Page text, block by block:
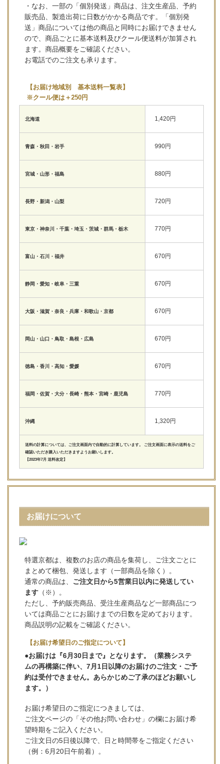
・なお、一部の「個別発送」商品は、注文生産品、予約
販売品、製造出荷に日数がかかる商品です。「個別発
送」商品については他の商品と同時にお届けできません
ので、商品ごとに基本送料及びクール便送料が加算され
ます。商品概要をご確認ください。
お電話でのご注文も承ります。
【お届け地域別 基本送料一覧表】
※クール便は＋250円
北海道 1,420円
青森・秋田・岩手 990円
宮城・山形・福島 880円
長野・新潟・山梨 720円
東京・神奈川・千葉・埼玉・茨城・群馬・栃木 770円
富山・石川・福井 670円
静岡・愛知・岐阜・三重 670円
大阪・滋賀・奈良・兵庫・和歌山・京都 670円
岡山・山口・鳥取・島根・広島 670円
徳島・香川・高知・愛媛 670円
福岡・佐賀・大分・長崎・熊本・宮崎・鹿児島 770円
沖縄 1,320円
送料の計算については、ご注文画面内で自動的に計算しています。 ご注文画面に表示の送料をご
確認いただき購入いただきますようお願いします。
【2023年7月 送料改定】
お届けについて
特選京都は、複数のお店の商品を集荷し、ご注文ごとに
まとめて梱包、発送します（一部商品を除く）。
通常の商品は、 ご注文日から5営業日以内に発送してい
ます （※）。
ただし、予約販売商品、受注生産商品など一部商品につ
いては商品ごとにお届けまでの日数を定めております。
商品説明の記載をご確認ください。
【お届け希望日のご指定について】
●お届けは『6月30日まで』となります。（業務システ
ムの再構築に伴い、7月1日以降のお届けのご注文・ご予
約は受付できません。あらかじめご了承のほどお願いし
ます。）
お届け希望日のご指定につきましては、
ご注文ページの「その他お問い合わせ」の欄にお届け希
望時期をご記入ください。
ご注文日の5日後以降で、日と時間帯をご指定ください
（例：6月20日午前着）。